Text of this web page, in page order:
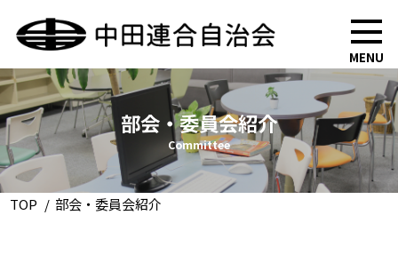
MENU
部会・委員会紹介
Committee
TOP 部会・委員会紹介